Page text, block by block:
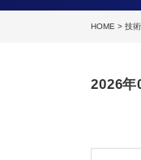
HOME > 技
2026年